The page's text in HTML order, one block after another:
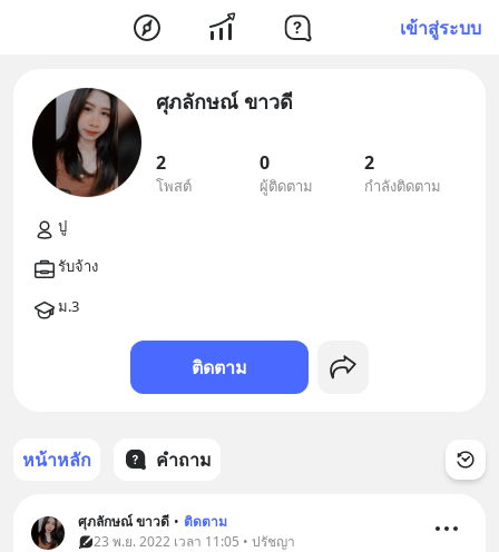
เข้าสู่ระบบ
ศุภลักษณ์ ขาวดี
2
โพสต์
0
ผู้ติดตาม
2
กำลังติดตาม
ติดตาม
หน้าหลัก คำถาม
ศุภลักษณ์ ขาวดี • ติดตาม
23 พ.ย. 2022 เวลา 11:05 • ปรัชญา